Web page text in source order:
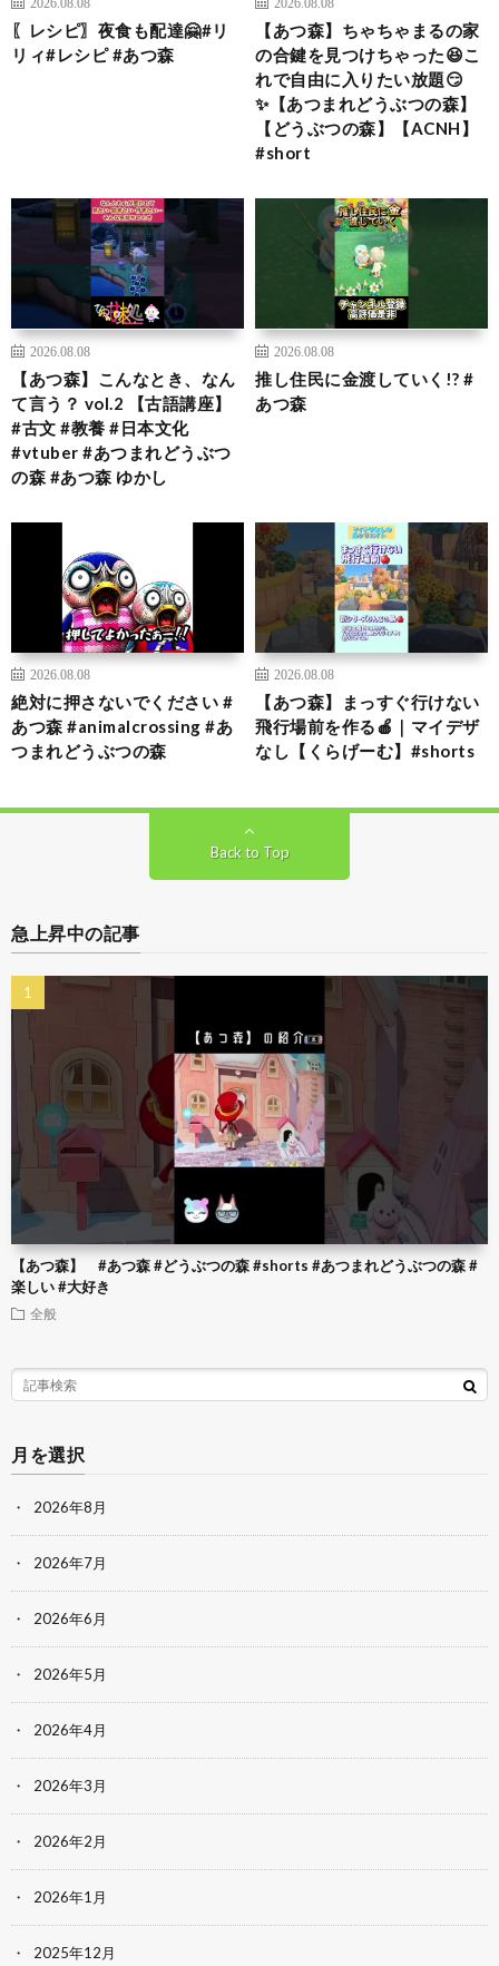
〖レシピ〗夜食も配達🤗#リ
リィ#レシピ #あつ森
【あつ森】ちゃちゃまるの家
の合鍵を見つけちゃった😆こ
れで自由に入りたい放題😏
✨【あつまれどうぶつの森】
【どうぶつの森】【ACNH】
#short
2026.08.08
【あつ森】こんなとき、なん
て言う？ vol.2 【古語講座】
#古文 #教養 #日本文化
#vtuber #あつまれどうぶつ
の森 #あつ森 ゆかし
2026.08.08
推し住民に金渡していく!? #
あつ森
2026.08.08
絶対に押さないでください #
あつ森 #animalcrossing #あ
つまれどうぶつの森
2026.08.08
【あつ森】まっすぐ行けない
飛行場前を作る🍎｜マイデザ
なし【くらげーむ】#shorts
Back to Top
急上昇中の記事
【あつ森】 #あつ森 #どうぶつの森 #shorts #あつまれどうぶつの森 #
楽しい #大好き
全般
月を選択
2026年8月
2026年7月
2026年6月
2026年5月
2026年4月
2026年3月
2026年2月
2026年1月
2025年12月